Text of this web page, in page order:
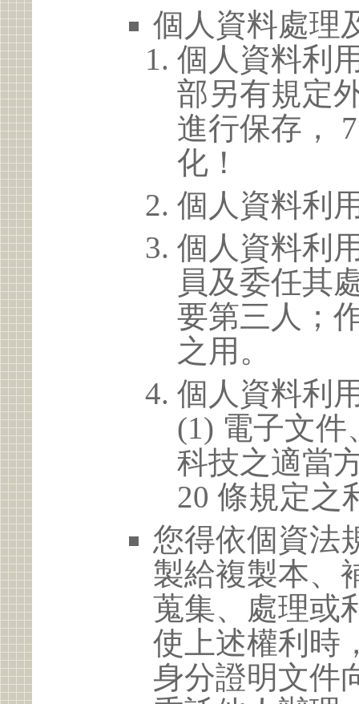
個人資料處理
個人資料利
部另有規定
進行保存，
化！
個人資料利
個人資料利
員及委任其
要第三人；
之用。
個人資料利
(1) 電子文
科技之適當
20 條規定之
您得依個資法
製給複製本、
蒐集、處理或
使上述權利時
身分證明文件